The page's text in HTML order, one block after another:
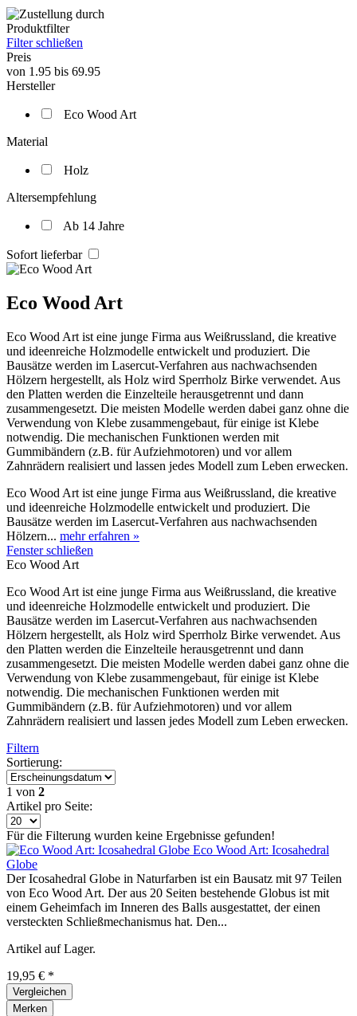
Produktfilter
Filter schließen
Preis
von 1.95 bis 69.95
Hersteller
Eco Wood Art
Material
Holz
Altersempfehlung
Ab 14 Jahre
Sofort lieferbar
Eco Wood Art
Eco Wood Art ist eine junge Firma aus Weißrussland, die kreative
und ideenreiche Holzmodelle entwickelt und produziert. Die
Bausätze werden im Lasercut-Verfahren aus nachwachsenden
Hölzern hergestellt, als Holz wird Sperrholz Birke verwendet. Aus
den Platten werden die Einzelteile herausgetrennt und dann
zusammengesetzt. Die meisten Modelle werden dabei ganz ohne die
Verwendung von Klebe zusammengebaut, für einige ist Klebe
notwendig. Die mechanischen Funktionen werden mit
Gummibändern (z.B. für Aufziehmotoren) und vor allem
Zahnrädern realisiert und lassen jedes Modell zum Leben erwecken.
Eco Wood Art ist eine junge Firma aus Weißrussland, die kreative
und ideenreiche Holzmodelle entwickelt und produziert. Die
Bausätze werden im Lasercut-Verfahren aus nachwachsenden
Hölzern... mehr erfahren »
Fenster schließen
Eco Wood Art
Eco Wood Art ist eine junge Firma aus Weißrussland, die kreative
und ideenreiche Holzmodelle entwickelt und produziert. Die
Bausätze werden im Lasercut-Verfahren aus nachwachsenden
Hölzern hergestellt, als Holz wird Sperrholz Birke verwendet. Aus
den Platten werden die Einzelteile herausgetrennt und dann
zusammengesetzt. Die meisten Modelle werden dabei ganz ohne die
Verwendung von Klebe zusammengebaut, für einige ist Klebe
notwendig. Die mechanischen Funktionen werden mit
Gummibändern (z.B. für Aufziehmotoren) und vor allem
Zahnrädern realisiert und lassen jedes Modell zum Leben erwecken.
Filtern
Sortierung:
1 von 2
Artikel pro Seite:
Für die Filterung wurden keine Ergebnisse gefunden!
Eco Wood Art: Icosahedral
Globe
Der Icosahedral Globe in Naturfarben ist ein Bausatz mit 97 Teilen
von Eco Wood Art. Der aus 20 Seiten bestehende Globus ist mit
einem Geheimfach im Inneren des Balls ausgestattet, der einen
versteckten Schließmechanismus hat. Den...
Artikel auf Lager.
19,95 € *
Vergleichen
Merken